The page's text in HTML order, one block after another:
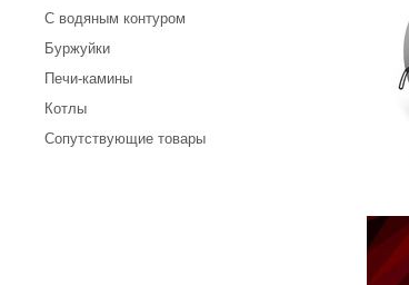
С водяным контуром
Буржуйки
Печи-камины
Котлы
Сопутствующие товары